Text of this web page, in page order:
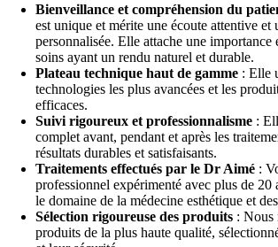
Bienveillance et compréhension du
est unique et mérite une écoute attentive et
personnalisée. Elle attache une importance
soins ayant un rendu naturel et durable.
Plateau technique haut de gamme : Elle
technologies les plus avancées et les
efficaces.
Suivi rigoureux et professionnalisme :
complet avant, pendant et après les
résultats durables et satisfaisants.
Traitements effectués par le Dr Aimé :
professionnel expérimenté avec plus de 20
le domaine de la médecine esthétique et
Sélection rigoureuse des produits : Nous
produits de la plus haute qualité,